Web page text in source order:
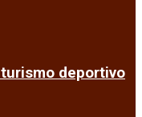
deportivo